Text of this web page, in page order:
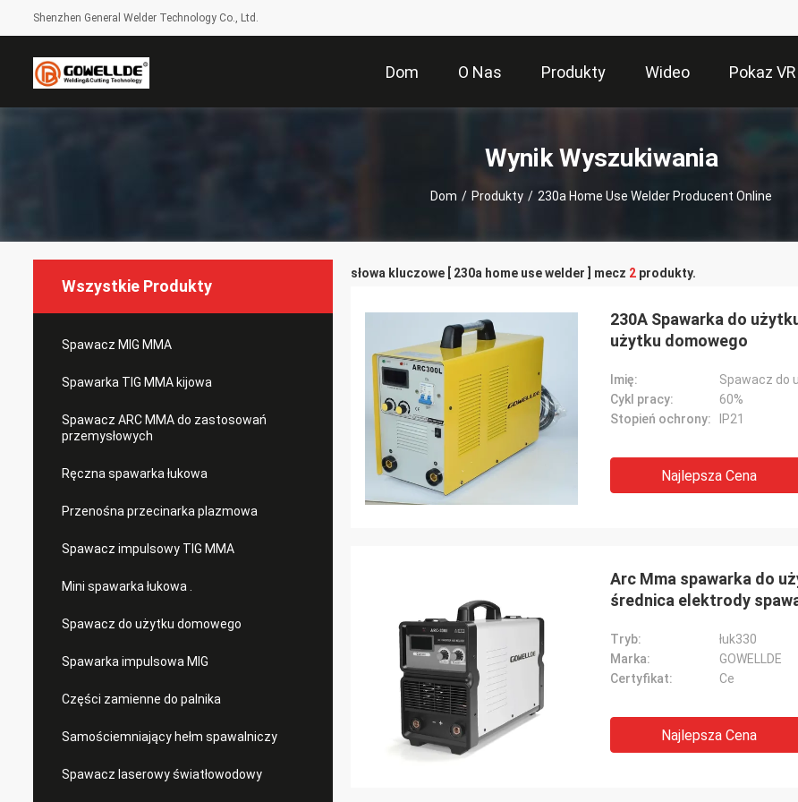
Shenzhen General Welder Technology Co., Ltd.
Dom O Nas Produkty Wideo Pokaz VR
Wynik Wyszukiwania
Dom / Produkty / 230a Home Use Welder Producent Online
Wszystkie Produkty
Spawacz MIG MMA
Spawarka TIG MMA kijowa
Spawacz ARC MMA do zastosowań
przemysłowych
Ręczna spawarka łukowa
Przenośna przecinarka plazmowa
Spawacz impulsowy TIG MMA
Mini spawarka łukowa .
Spawacz do użytku domowego
Spawarka impulsowa MIG
Części zamienne do palnika
Samościemniający hełm spawalniczy
Spawacz laserowy światłowodowy
słowa kluczowe [ 230a home use welder ] mecz 2 produkty.
230A Spawarka do
użytku domowego
Imię:
Spawacz do
Cykl pracy:
60%
Stopień ochrony:
IP21
Najlepsza Cena
Arc Mma spawarka do
średnica elektrody
Tryb:
łuk330
Marka:
GOWELLDE
Certyfikat:
Ce
Najlepsza Cena